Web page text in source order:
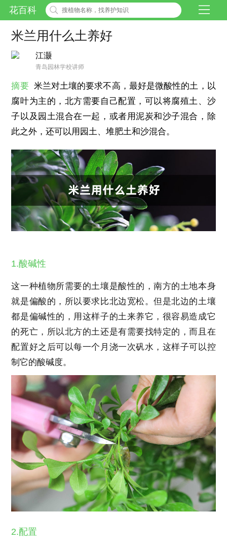
花百科
米兰用什么土养好
江灏
青岛园林学校讲师
摘要 米兰对土壤的要求不高，最好是微酸性的土，以
腐叶为主的，北方需要自己配置，可以将腐殖土、沙
子以及园土混合在一起，或者用泥炭和沙子混合，除
此之外，还可以用园土、堆肥土和沙混合。
1.酸碱性
这一种植物所需要的土壤是酸性的，南方的土地本身
就是偏酸的，所以要求比北边宽松。但是北边的土壤
都是偏碱性的，用这样子的土来养它，很容易造成它
的死亡，所以北方的土还是有需要找特定的，而且在
配置好之后可以每一个月浇一次矾水，这样子可以控
制它的酸碱度。
2.配置